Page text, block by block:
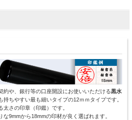
約や、銀行等の口座開設にお使いいただける黒水
持ちやすい最も細いタイプの12ｍｍタイプです。
さの印章（印鑑）です。
9mmから18mmの印材が良く選ばれます。